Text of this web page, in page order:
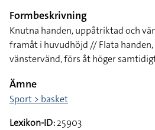
Formbeskrivning
Knutna handen, uppåtriktad och
framåt i huvudhöjd // Flata
vänstervänd, förs åt höger
Ämne
Sport > basket
Lexikon-ID:25903